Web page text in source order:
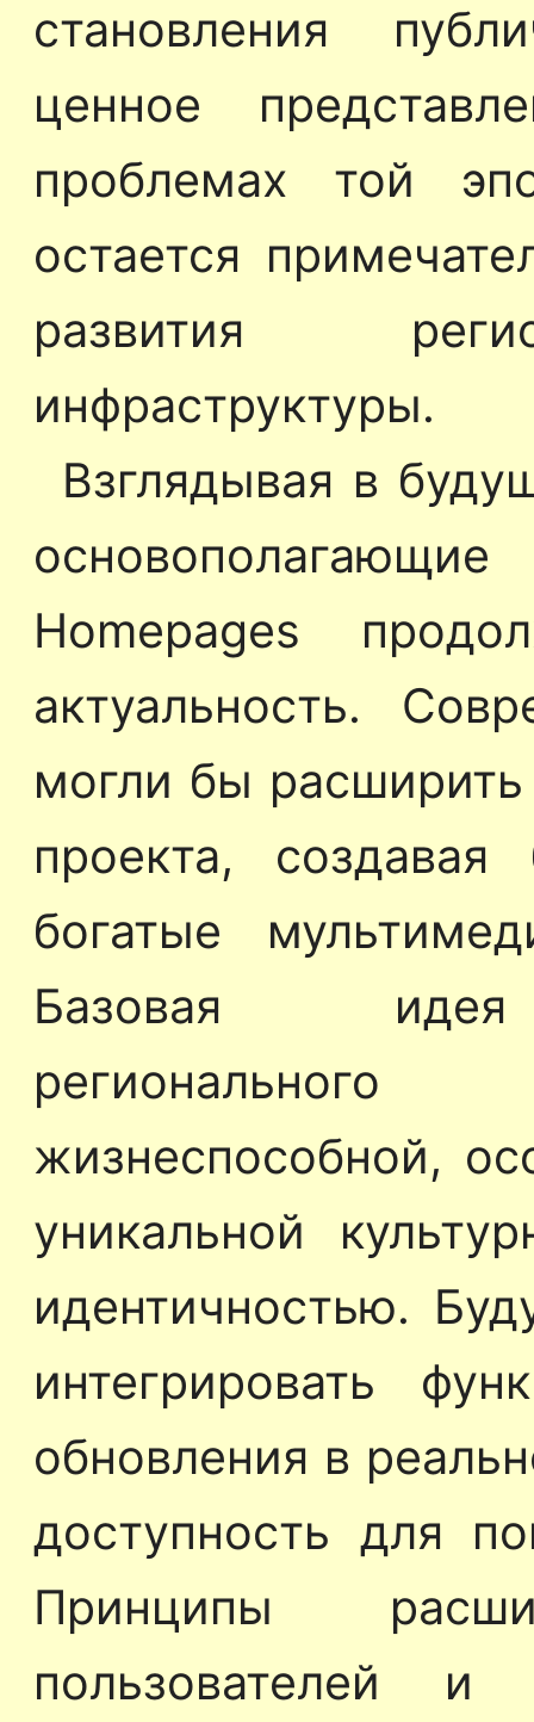
становления
ценное
проблемах той
остается
развития
инфраструктуры.
Взглядывая в
Homepages
актуальность.
могли бы
проекта,
богатые
Базовая идея
жизнеспособной,
уникальной
идентичностью.
интегрировать
обновления в
доступность для
Принципы
пользователей и